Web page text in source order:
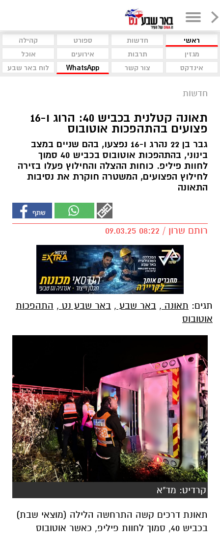
ראשי חדשות ספורט
קהילה
מגזין
תרבות אירועים
אוכל
אינדקס
צור קשר WhatsApp לוח באר שבע
חדשות
תאונה קטלנית בכביש 40: הרוג ו-16
פצועים בהתהפכות אוטובוס
גבר בן 22 נהרג ו-16 נפצעו, בהם שניים במצב
בינוני, בהתהפכות אוטובוס בכביש 40 סמוך
לחוות פיליפ. כוחות ההצלה והחילוץ פעלו בזירה
לחילוץ הפצועים, המשטרה חוקרת את נסיבות
התאונה
רותם שרון / 08:22 09.03.25
תגים: תאונה , באר שבע , באר שבע נט , התהפכות
אוטובוס
קרדיט: מד"א
תאונת דרכים קשה התרחשה הלילה (מוצאי שבת)
בכביש 40, סמוך לחוות פיליפ, כאשר אוטובוס